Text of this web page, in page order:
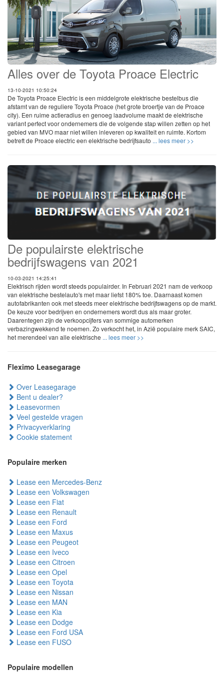
Alles over de Toyota Proace Electric
13-10-2021 10:50:24
De Toyota Proace Electric is een middelgrote elektrische bestelbus die
afstamt van de reguliere Toyota Proace (het grote broertje van de Proace
city). Een ruime actieradius en genoeg laadvolume maakt de elektrische
variant perfect voor ondernemers die de volgende stap willen zetten op het
gebied van MVO maar niet willen inleveren op kwaliteit en ruimte. Kortom
betreft de Proace electric een elektrische bedrijfsauto ... lees meer >>
De populairste elektrische
bedrijfswagens van 2021
10-03-2021 14:25:41
Elektrisch rijden wordt steeds populairder. In Februari 2021 nam de verkoop
van elektrische bestelauto's met maar liefst 180% toe. Daarnaast komen
autofabrikanten ook met steeds meer elektrische bedrijfswagens op de markt.
De keuze voor bedrijven en ondernemers wordt dus als maar groter.
Daarentegen zijn de verkoopcijfers van sommige automerken
verbazingwekkend te noemen. Zo verkocht het, in Azië populaire merk SAIC,
het merendeel van alle elektrische ... lees meer >>
Fleximo Leasegarage
Over Leasegarage
Bent u dealer?
Leasevormen
Veel gestelde vragen
Privacyverklaring
Cookie statement
Populaire merken
Lease een Mercedes-Benz
Lease een Volkswagen
Lease een Fiat
Lease een Renault
Lease een Ford
Lease een Maxus
Lease een Peugeot
Lease een Iveco
Lease een Citroen
Lease een Opel
Lease een Toyota
Lease een Nissan
Lease een MAN
Lease een Kia
Lease een Dodge
Lease een Ford USA
Lease een FUSO
Populaire modellen